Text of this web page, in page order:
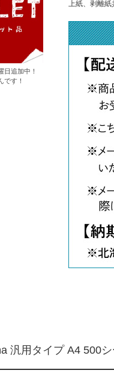
日追加中！
です！
上紙、剥離紙
汎用タイプ A4 500